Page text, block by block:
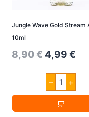
Jungle Wave Gold Stream
10ml
8,90€ Original
was:
8,90 €.
4,99 €
–
Jungle
Wave
Gold
Stream
Aroma
+